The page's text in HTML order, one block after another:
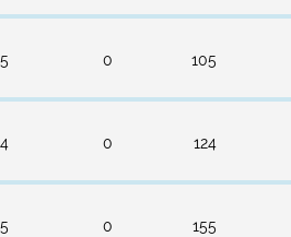
0 105
0 124
0 155